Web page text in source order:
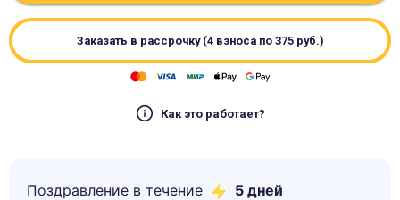
Заказать в рассрочку (4 взноса по 375руб.)
Как это работает?
Поздравление в течение 5 дней